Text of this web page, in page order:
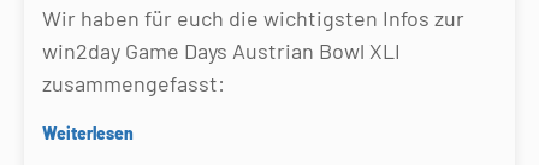
Wir haben für euch die wichtigsten Infos zur
win2day Game Days Austrian Bowl XLI
zusammengefasst:
Weiterlesen